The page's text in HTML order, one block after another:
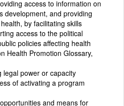
access to information on
development, and providing
by facilitating skills
access to the political
policies affecting health
Health Promotion Glossary,
legal power or capacity
of activating a program
and means for